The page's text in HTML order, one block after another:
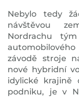
Nebylo tedy
návštěvou
Nordrachu
závodě stroje
nové hybridní
idylické krajině
podniku, je v